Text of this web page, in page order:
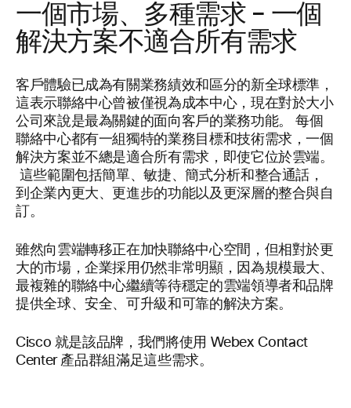
一個市場、多種需求 – 一個
解決方案不適合所有需求
客戶體驗已成為有關業務績效和區分的新全球標準，
這表示聯絡中心曾被僅視為成本中心，現在對於大小
公司來說是最為關鍵的面向客戶的業務功能。 每個
聯絡中心都有一組獨特的業務目標和技術需求，一個
解決方案並不總是適合所有需求，即使它位於雲端。
這些範圍包括簡單、敏捷、簡式分析和整合通話，
到企業內更大、更進步的功能以及更深層的整合與自
訂。
雖然向雲端轉移正在加快聯絡中心空間，但相對於更
大的市場，企業採用仍然非常明顯，因為規模最大、
最複雜的聯絡中心繼續等待穩定的雲端領導者和品牌
提供全球、安全、可升級和可靠的解決方案。
Cisco 就是該品牌，我們將使用 Webex Contact
Center 產品群組滿足這些需求。